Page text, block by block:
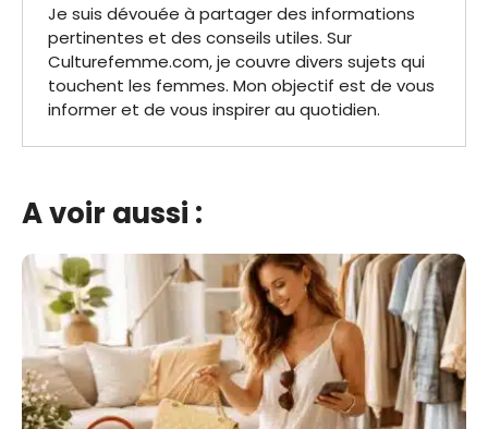
Je suis dévouée à partager des informations
pertinentes et des conseils utiles. Sur
Culturefemme.com, je couvre divers sujets qui
touchent les femmes. Mon objectif est de vous
informer et de vous inspirer au quotidien.
A voir aussi :